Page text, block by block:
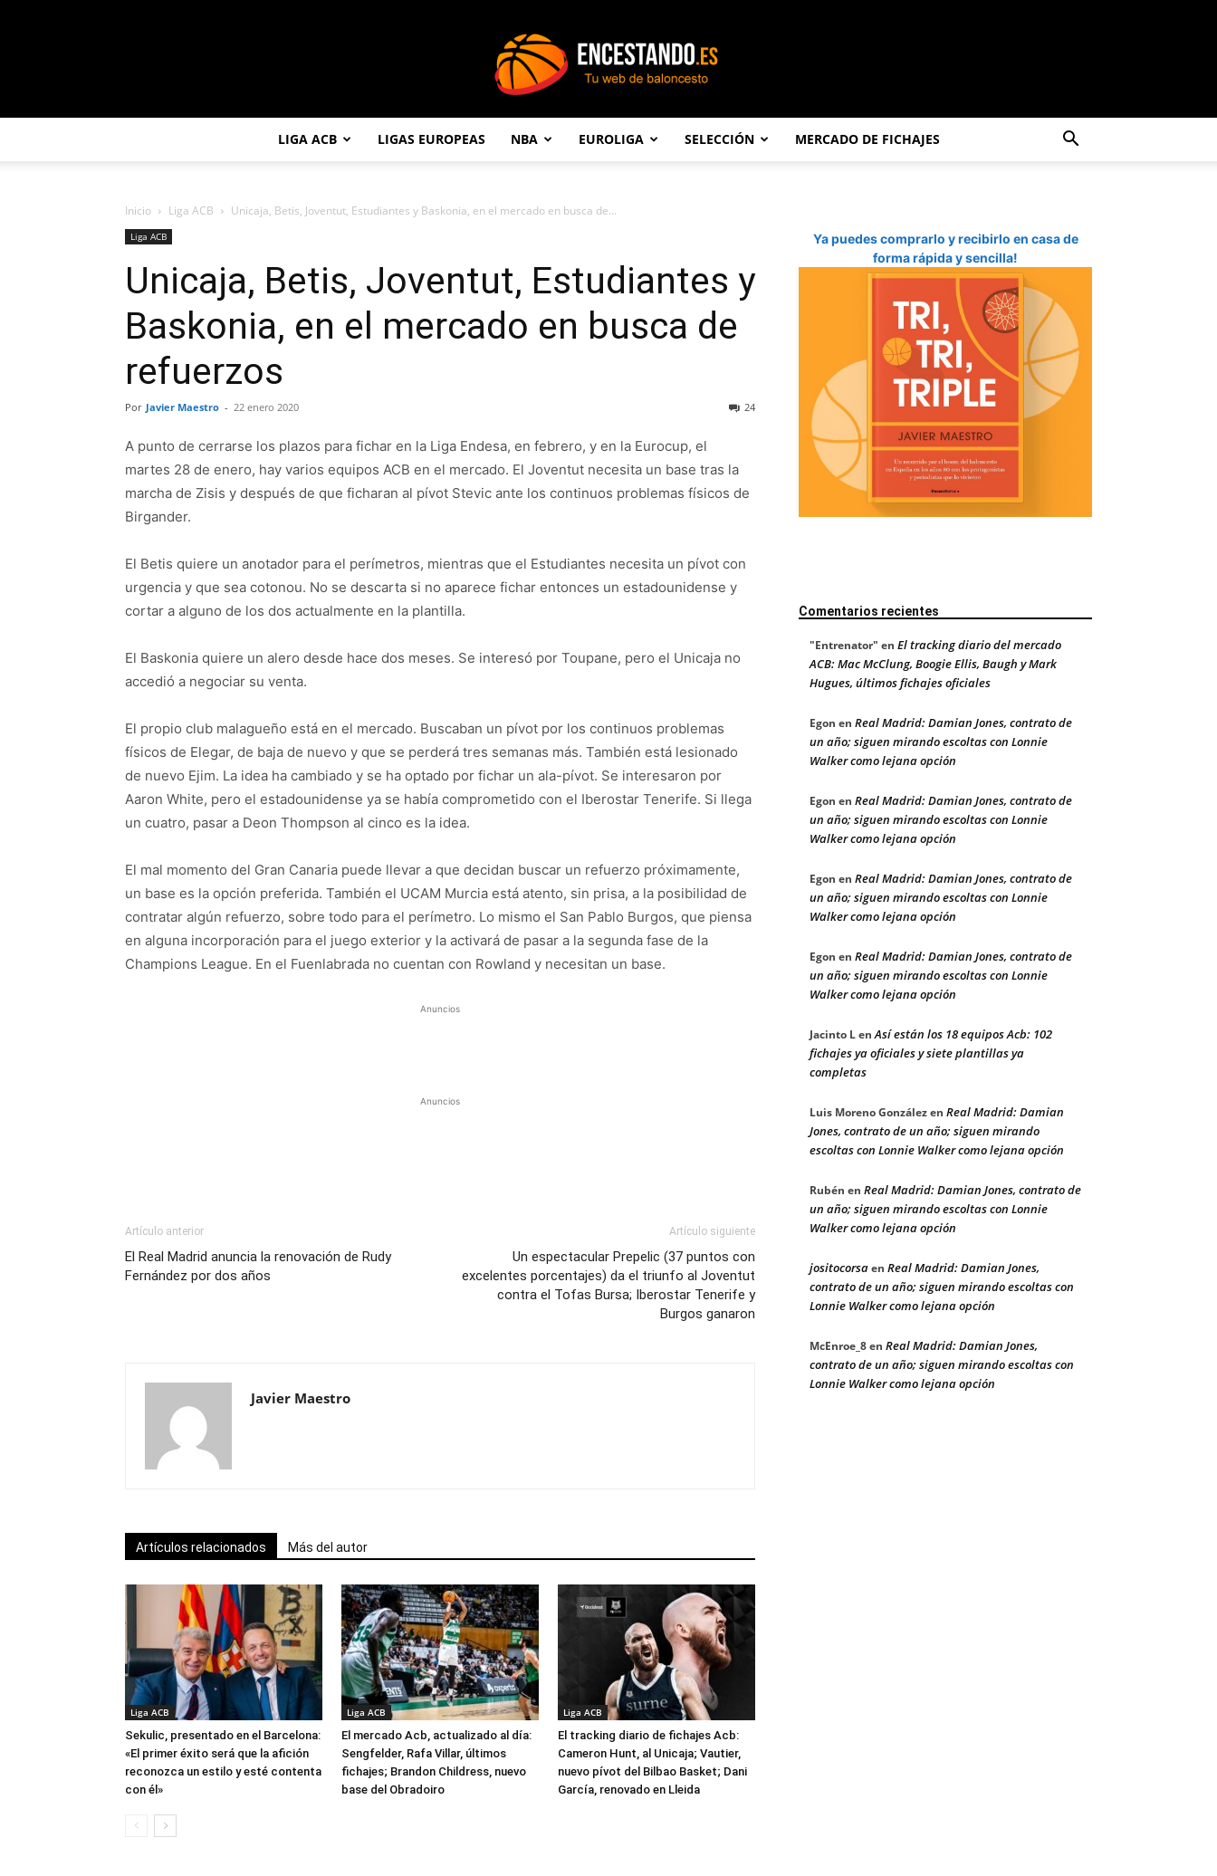
LIGA ACB LIGAS EUROPEAS NBA EUROLIGA SELECCIÓN MERCADO DE FICHAJES
Inicio Liga ACB Unicaja, Betis, Joventut, Estudiantes y Baskonia, en el mercado en busca de...
Liga ACB
Unicaja, Betis, Joventut, Estudiantes y
Baskonia, en el mercado en busca de
refuerzos
Por Javier Maestro - 22 enero 2020 24
A punto de cerrarse los plazos para fichar en la Liga Endesa, en febrero, y en la Eurocup, el
martes 28 de enero, hay varios equipos ACB en el mercado. El Joventut necesita un base tras la
marcha de Zisis y después de que ficharan al pívot Stevic ante los continuos problemas físicos de
Birgander.
El Betis quiere un anotador para el perímetros, mientras que el Estudiantes necesita un pívot con
urgencia y que sea cotonou. No se descarta si no aparece fichar entonces un estadounidense y
cortar a alguno de los dos actualmente en la plantilla.
El Baskonia quiere un alero desde hace dos meses. Se interesó por Toupane, pero el Unicaja no
accedió a negociar su venta.
El propio club malagueño está en el mercado. Buscaban un pívot por los continuos problemas
físicos de Elegar, de baja de nuevo y que se perderá tres semanas más. También está lesionado
de nuevo Ejim. La idea ha cambiado y se ha optado por fichar un ala-pívot. Se interesaron por
Aaron White, pero el estadounidense ya se había comprometido con el Iberostar Tenerife. Si llega
un cuatro, pasar a Deon Thompson al cinco es la idea.
El mal momento del Gran Canaria puede llevar a que decidan buscar un refuerzo próximamente,
un base es la opción preferida. También el UCAM Murcia está atento, sin prisa, a la posibilidad de
contratar algún refuerzo, sobre todo para el perímetro. Lo mismo el San Pablo Burgos, que piensa
en alguna incorporación para el juego exterior y la activará de pasar a la segunda fase de la
Champions League. En el Fuenlabrada no cuentan con Rowland y necesitan un base.
Anuncios
Anuncios
Artículo anterior
El Real Madrid anuncia la renovación de Rudy
Fernández por dos años
Artículo siguiente
Un espectacular Prepelic (37 puntos con
excelentes porcentajes) da el triunfo al Joventut
contra el Tofas Bursa; Iberostar Tenerife y
Burgos ganaron
Javier Maestro
Artículos relacionados Más del autor
Liga ACB
Sekulic, presentado en el Barcelona:
«El primer éxito será que la afición
reconozca un estilo y esté contenta
con él»
Liga ACB
El mercado Acb, actualizado al día:
Sengfelder, Rafa Villar, últimos
fichajes; Brandon Childress, nuevo
base del Obradoiro
Liga ACB
El tracking diario de fichajes Acb:
Cameron Hunt, al Unicaja; Vautier,
nuevo pívot del Bilbao Basket; Dani
García, renovado en Lleida
Ya puedes comprarlo y recibirlo en casa de
forma rápida y sencilla!
Comentarios recientes
"Entrenator" en El tracking diario del mercado
ACB: Mac McClung, Boogie Ellis, Baugh y Mark
Hugues, últimos fichajes oficiales
Egon en Real Madrid: Damian Jones, contrato de
un año; siguen mirando escoltas con Lonnie
Walker como lejana opción
Egon en Real Madrid: Damian Jones, contrato de
un año; siguen mirando escoltas con Lonnie
Walker como lejana opción
Egon en Real Madrid: Damian Jones, contrato de
un año; siguen mirando escoltas con Lonnie
Walker como lejana opción
Egon en Real Madrid: Damian Jones, contrato de
un año; siguen mirando escoltas con Lonnie
Walker como lejana opción
Jacinto LenAsí están los 18 equipos Acb: 102
fichajes ya oficiales y siete plantillas ya
completas
Luis Moreno Gonzálezen Real Madrid: Damian
Jones, contrato de un año; siguen mirando
escoltas con Lonnie Walker como lejana opción
Rubén en Real Madrid: Damian Jones, contrato de
un año; siguen mirando escoltas con Lonnie
Walker como lejana opción
jositocorsaen Real Madrid: Damian Jones,
contrato de un año; siguen mirando escoltas con
Lonnie Walker como lejana opción
McEnroe_8en Real Madrid: Damian Jones,
contrato de un año; siguen mirando escoltas con
Lonnie Walker como lejana opción